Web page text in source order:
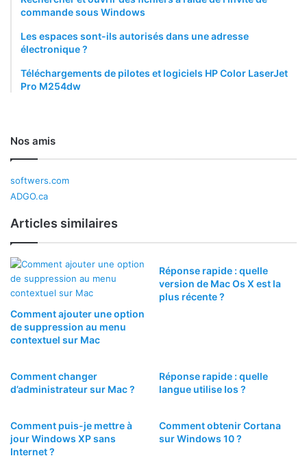
commande sous Windows
Les espaces sont-ils autorisés dans une adresse
électronique ?
Téléchargements de pilotes et logiciels HP Color LaserJet
Pro M254dw
Nos amis
softwers.com
ADGO.ca
Articles similaires
Comment ajouter une option
de suppression au menu
contextuel sur Mac
Réponse rapide : quelle
version de Mac Os X est la
plus récente ?
Comment changer
d’administrateur sur Mac ?
Réponse rapide : quelle
langue utilise Ios ?
Comment puis-je mettre à
jour Windows XP sans
Internet ?
Comment obtenir Cortana
sur Windows 10 ?